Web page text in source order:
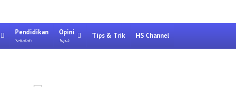
Pendidikan
Sekolah
Opini
Tajuk
Tips & Trik HS Channel